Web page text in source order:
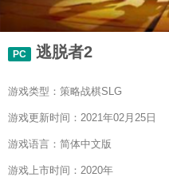
PC 逃脱者2
游戏类型：策略战棋SLG
游戏更新时间：2021年02月25日
游戏语言：简体中文版
游戏上市时间：2020年